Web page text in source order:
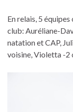
En relais, 5
club: Auréliane-
natation et CAP,
voisine, Violetta -2